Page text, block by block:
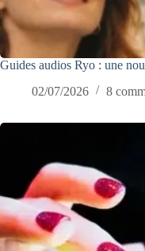
Guides audios Ryo : une
02/07/2026
8